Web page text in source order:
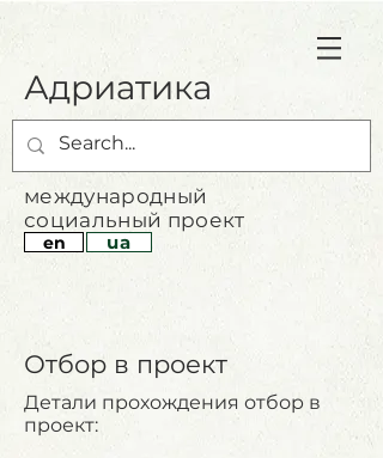
Адриатика
международный
социальный проект
en ua
Отбор в проект
Детали прохождения отбор в
проект:​